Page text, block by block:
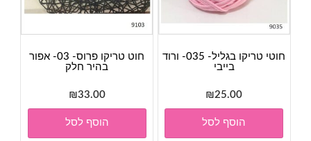
חוטי טריקו בגליל- 035- ורוד
בייבי
₪25.00
הוסף לסל
חוט טריקו פרוס- 03- אפור
בהיר חלק
₪33.00
הוסף לסל